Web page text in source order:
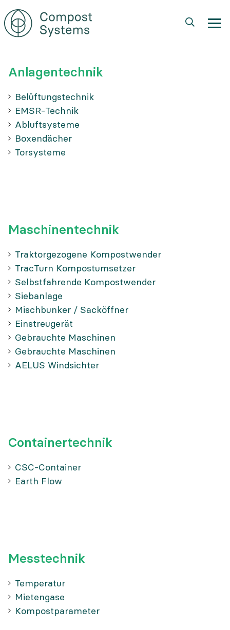
Direkt
zum
Inhalt
Anlagentechnik
Belüftungstechnik
EMSR-Technik
Abluftsysteme
Boxendächer
Torsysteme
Maschinentechnik
Traktorgezogene Kompostwender
TracTurn Kompostumsetzer
Selbstfahrende Kompostwender
Siebanlage
Mischbunker / Sacköffner
Einstreugerät
Gebrauchte Maschinen
Gebrauchte Maschinen
AELUS Windsichter
Containertechnik
CSC-Container
Earth Flow
Messtechnik
Temperatur
Mietengase
Kompostparameter